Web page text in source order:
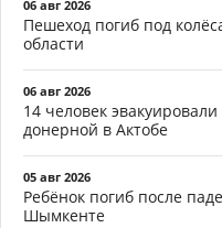
06 авг 2026
Пешеход погиб под
области
06 авг 2026
14 человек
донерной в Актобе
05 авг 2026
Ребёнок погиб после
Шымкенте